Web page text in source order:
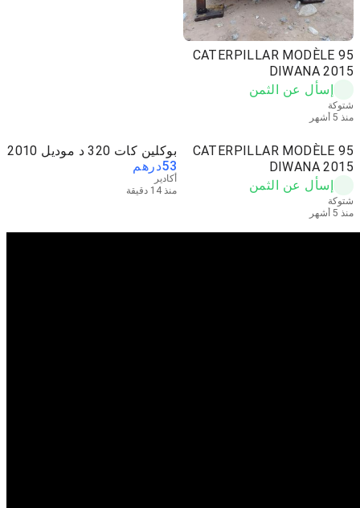
CATERPILLAR MODÈLE 95
DIWANA 2015
إسأل عن الثمن
شتوكة
منذ 5 أشهر
CATERPILLAR MODÈLE 95
DIWANA 2015
إسأل عن الثمن
شتوكة
منذ 5 أشهر
بوكلين كات 320 د موديل 2010
53درهم
أكادير
منذ 14 دقيقة